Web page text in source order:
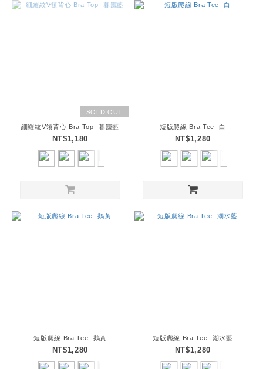
SOLD OUT
細羅紋V領背心 Bra Top -暮靄藍
NT$1,180
短版爬線 Bra Tee -白
NT$1,280
短版爬線 Bra Tee -鵝黃
NT$1,280
短版爬線 Bra Tee -湖水藍
NT$1,280